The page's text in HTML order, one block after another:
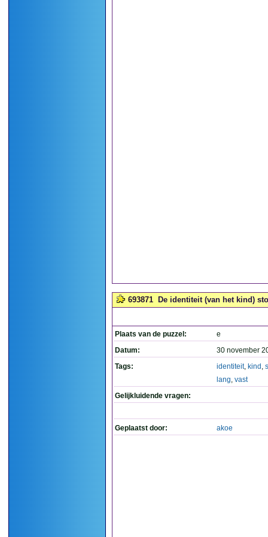
693871 De identiteit (van het kind)
Plaats van de puzzel:
e
Datum:
30 november
Tags:
identiteit, kind ,
lang, vast
Gelijkluidende vragen:
Geplaatst door: akoe